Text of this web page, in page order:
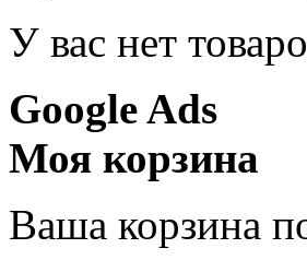
У вас нет
Google Ads
Моя корзина
Ваша корзина